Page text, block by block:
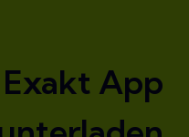
Exakt App